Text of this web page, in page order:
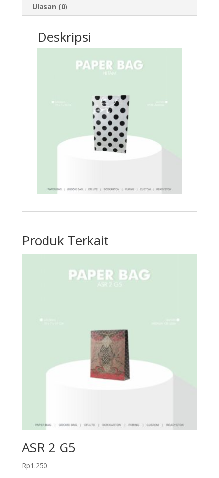
Ulasan (0)
Deskripsi
Produk Terkait
ASR 2 G5
Rp1.250